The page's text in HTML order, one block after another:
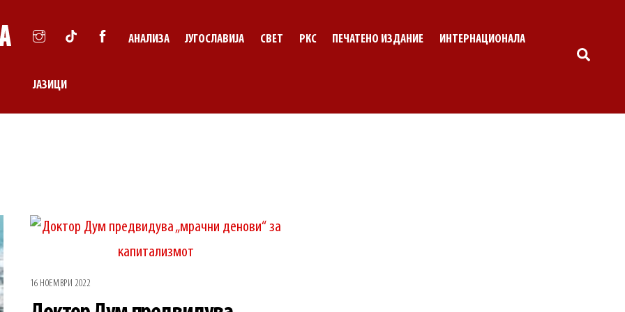
АНАЛИЗА ЈУГОСЛАВИЈА СВЕТ РКС ПЕЧАТЕНО ИЗДАНИЕ ИНТЕРНАЦИОНАЛА
ЈАЗИЦИ
16 НОЕМВРИ 2022